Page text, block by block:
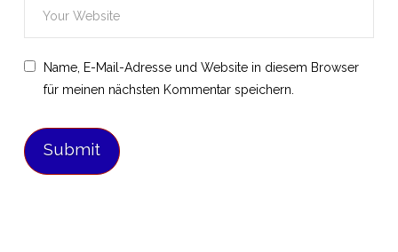
Name, E-Mail-Adresse und Website in diesem Browser
für meinen nächsten Kommentar speichern.